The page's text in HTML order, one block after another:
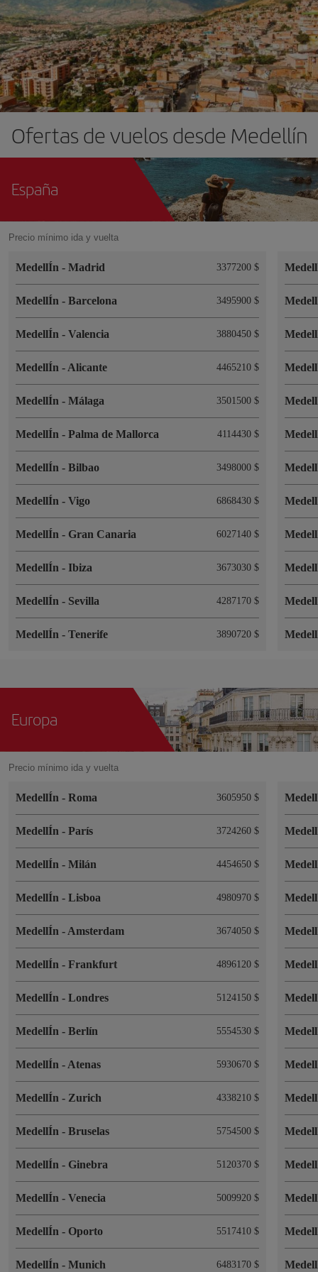
Ofertas de vuelos desde Medellín
España
Precio mínimo ida y vuelta
MedellÍn - Madrid 3377200 $
MedellÍn - Barcelona 3495900 $
MedellÍn - Valencia 3880450 $
MedellÍn - Alicante 4465210 $
MedellÍn - Málaga 3501500 $
MedellÍn - Palma de Mallorca 4114430 $
MedellÍn - Bilbao 3498000 $
MedellÍn - Vigo 6868430 $
MedellÍn - Gran Canaria 6027140 $
MedellÍn - Ibiza 3673030 $
MedellÍn - Sevilla 4287170 $
MedellÍn - Tenerife 3890720 $
Europa
Precio mínimo ida y vuelta
MedellÍn - Roma 3605950 $
MedellÍn - París 3724260 $
MedellÍn - Milán 4454650 $
MedellÍn - Lisboa 4980970 $
MedellÍn - Amsterdam 3674050 $
MedellÍn - Frankfurt 4896120 $
MedellÍn - Londres 5124150 $
MedellÍn - Berlín 5554530 $
MedellÍn - Atenas 5930670 $
MedellÍn - Zurich 4338210 $
MedellÍn - Bruselas 5754500 $
MedellÍn - Ginebra 5120370 $
MedellÍn - Venecia 5009920 $
MedellÍn - Oporto 5517410 $
MedellÍn - Munich 6483170 $